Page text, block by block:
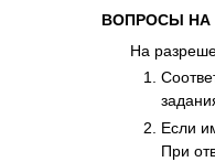
ВОПРОСЫ НА
На
Если
При